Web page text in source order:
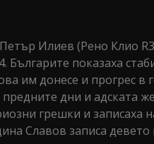
Илиев (Рено Клио
Българите показаха
им донесе и прогрес
дни и адската
грешки и
Славов записа